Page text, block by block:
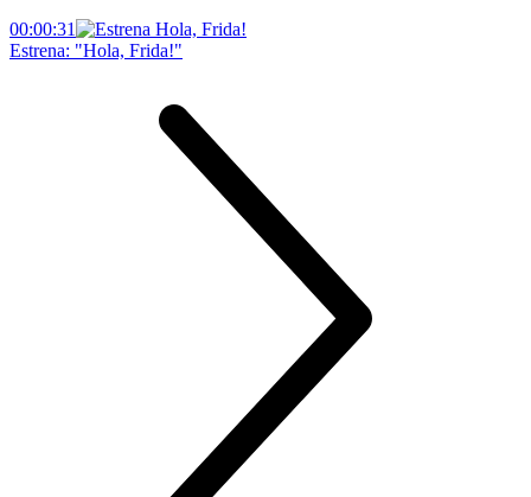
00:00:31
Estrena: "Hola, Frida!"